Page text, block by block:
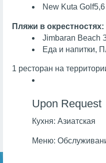
New Kuta Golf
Пляжи в окрестностях:
Jimbaran Beach
Еда и напитки,
1 ресторан на
Upon Request
Кухня: Азиатская
Меню: